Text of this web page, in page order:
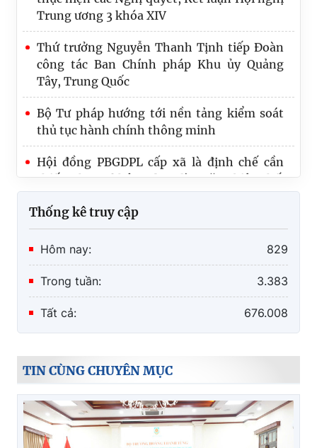
Thứ trưởng Nguyễn Thanh Tịnh tiếp Đoàn
công tác Ban Chính pháp Khu ủy Quảng
Tây, Trung Quốc
Bộ Tư pháp hướng tới nền tảng kiểm soát
thủ tục hành chính thông minh
Hội đồng PBGDPL cấp xã là định chế cần
thiết, nhưng không được làm tăng biên chế
Thống kê truy cập
Hôm nay: 829
Trong tuần: 3.383
Tất cả: 676.008
TIN CÙNG CHUYÊN MỤC